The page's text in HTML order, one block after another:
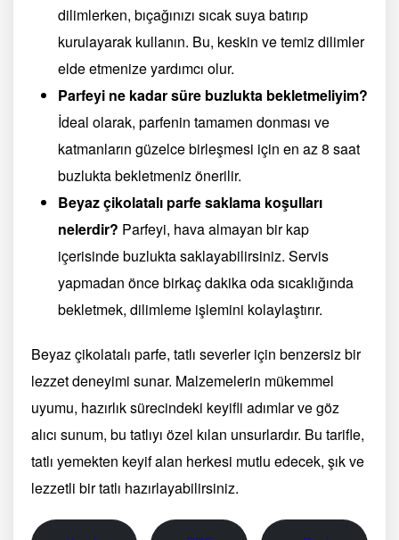
dilimlerken, bıçağınızı sıcak suya batırıp
kurulayarak kullanın. Bu, keskin ve temiz dilimler
elde etmenize yardımcı olur.
Parfeyi ne kadar süre buzlukta bekletmeliyim?
İdeal olarak, parfenin tamamen donması ve
katmanların güzelce birleşmesi için en az 8 saat
buzlukta bekletmeniz önerilir.
Beyaz çikolatalı parfe saklama koşulları
nelerdir? Parfeyi, hava almayan bir kap
içerisinde buzlukta saklayabilirsiniz. Servis
yapmadan önce birkaç dakika oda sıcaklığında
bekletmek, dilimleme işlemini kolaylaştırır.
Beyaz çikolatalı parfe, tatlı severler için benzersiz bir
lezzet deneyimi sunar. Malzemelerin mükemmel
uyumu, hazırlık sürecindeki keyifli adımlar ve göz
alıcı sunum, bu tatlıyı özel kılan unsurlardır. Bu tarifle,
tatlı yemekten keyif alan herkesi mutlu edecek, şık ve
lezzetli bir tatlı hazırlayabilirsiniz.